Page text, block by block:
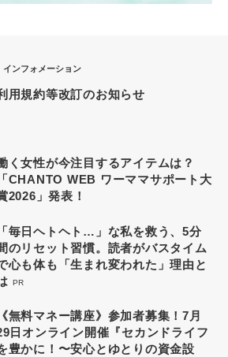
インフォメーション
用規約等改訂のお知らせ
く女性が今注目するアイテムは？
「CHANTO WEB ワーママサポート大
2026」発表！
「毎日ヘトヘト…」な私を救う、5分
のリセット習慣。読者がバスタイム
心も体も「生まれ変われた」理由と
PR
《無料マネー講座》参加者募集！7月
日オンライン開催『セカンドライフ
豊かに！〜安心とゆとりの資金設